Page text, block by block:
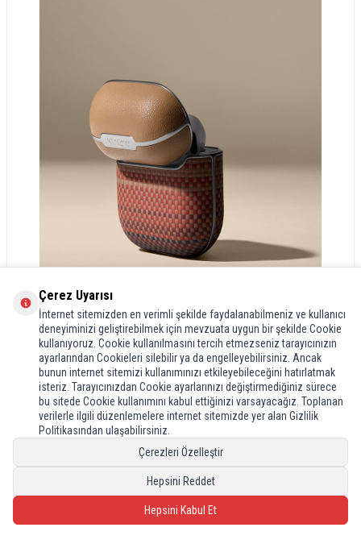
Çerez Uyarısı
İnternet sitemizden en verimli şekilde faydalanabilmeniz ve kullanıcı
deneyiminizi geliştirebilmek için mevzuata uygun bir şekilde Cookie
kullanıyoruz. Cookie kullanılmasını tercih etmezseniz tarayıcınızın
ayarlarından Cookieleri silebilir ya da engelleyebilirsiniz. Ancak
bunun internet sitemizi kullanımınızı etkileyebileceğini hatırlatmak
isteriz. Tarayıcınızdan Cookie ayarlarınızı değiştirmediğiniz sürece
bu sitede Cookie kullanımını kabul ettiğinizi varsayacağız. Toplanan
verilerle ilgili düzenlemelere internet sitemizde yer alan Gizlilik
Politikasından ulaşabilirsiniz.
Çerezleri Özelleştir
Hepsini Reddet
Hepsini Kabul Et